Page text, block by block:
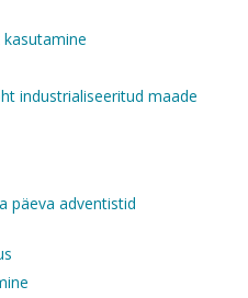
industrialiseeritud maade
päeva adventistid